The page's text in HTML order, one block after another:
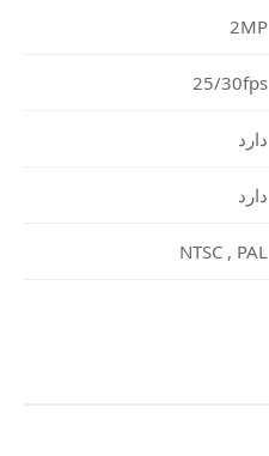
2MP
25/30fps
دارد
دارد
NTSC , PAL